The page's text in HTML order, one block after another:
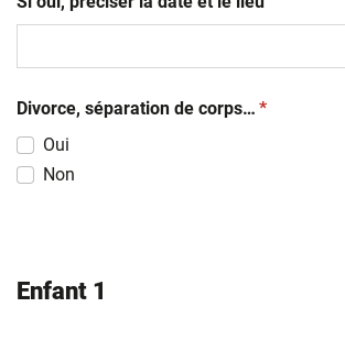
Divorce, séparation de corps… (obligatoire)
*
Oui
Non
Enfant 1